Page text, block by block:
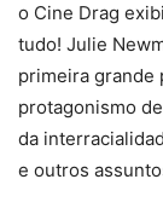
o Cine Drag
tudo! Julie
primeira grande
protagonismo
da
e outros